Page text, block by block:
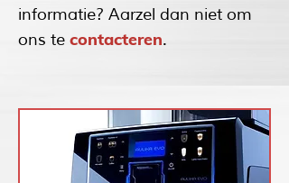
informatie? Aarzel dan niet om
ons te contacteren.